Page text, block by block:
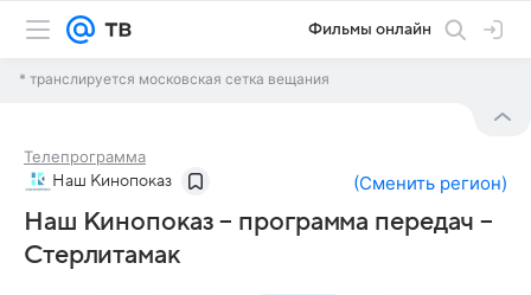
Фильмы онлайн
* транслируется московская сетка вещания
Телепрограмма
Наш Кинопоказ (Сменить регион)
Наш Кинопоказ – программа передач –
Стерлитамак